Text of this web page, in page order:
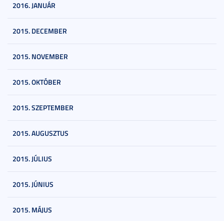
2016. JANUÁR
2015. DECEMBER
2015. NOVEMBER
2015. OKTÓBER
2015. SZEPTEMBER
2015. AUGUSZTUS
2015. JÚLIUS
2015. JÚNIUS
2015. MÁJUS